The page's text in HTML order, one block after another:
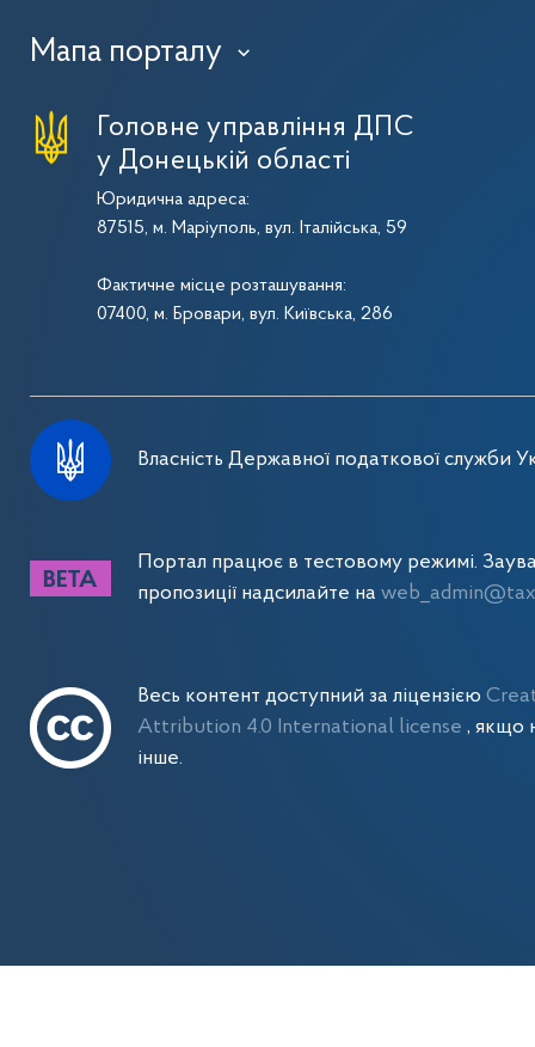
Мапа порталу ›
Головне управління ДПС
у Донецькій області
Юридична адреса:
87515, м. Маріуполь, вул. Італійська, 59
Фактичне місце розташування:
07400, м. Бровари, вул. Київська, 286
Власність Державної податкової служби
Портал працює в тестовому режимі.
пропозиції надсилайте на
Весь контент доступний за ліцензією
Attribution 4.0 International license , якщо
інше.